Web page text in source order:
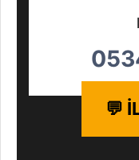
💬